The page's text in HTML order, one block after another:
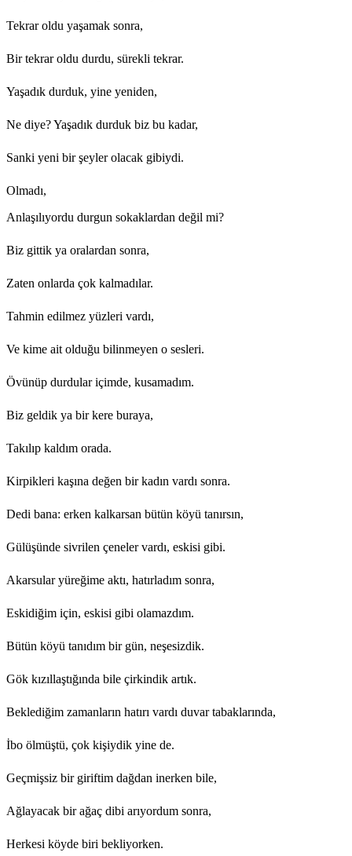
Tekrar oldu yaşamak sonra,
Bir tekrar oldu durdu, sürekli tekrar.
Yaşadık durduk, yine yeniden,
Ne diye? Yaşadık durduk biz bu kadar,
Sanki yeni bir şeyler olacak gibiydi.
Olmadı,
Anlaşılıyordu durgun sokaklardan değil mi?
Biz gittik ya oralardan sonra,
Zaten onlarda çok kalmadılar.
Tahmin edilmez yüzleri vardı,
Ve kime ait olduğu bilinmeyen o sesleri.
Övünüp durdular içimde, kusamadım.
Biz geldik ya bir kere buraya,
Takılıp kaldım orada.
Kirpikleri kaşına değen bir kadın vardı sonra.
Dedi bana: erken kalkarsan bütün köyü tanırsın,
Gülüşünde sivrilen çeneler vardı, eskisi gibi.
Akarsular yüreğime aktı, hatırladım sonra,
Eskidiğim için, eskisi gibi olamazdım.
Bütün köyü tanıdım bir gün, neşesizdik.
Gök kızıllaştığında bile çirkindik artık.
Beklediğim zamanların hatırı vardı duvar tabaklarında,
İbo ölmüştü, çok kişiydik yine de.
Geçmişsiz bir giriftim dağdan inerken bile,
Ağlayacak bir ağaç dibi arıyordum sonra,
Herkesi köyde biri bekliyorken.